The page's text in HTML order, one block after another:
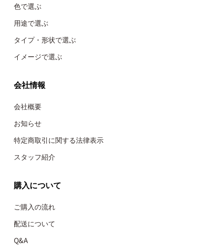
色で選ぶ
用途で選ぶ
タイプ・形状で選ぶ
イメージで選ぶ
会社情報
会社概要
お知らせ
特定商取引に関する法律表示
スタッフ紹介
購入について
ご購入の流れ
配送について
Q&A